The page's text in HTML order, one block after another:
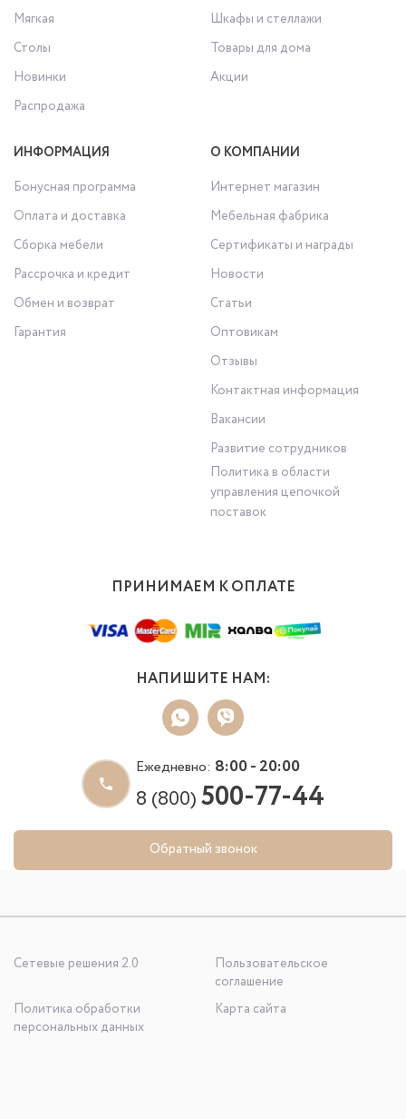
Мягкая
Шкафы и стеллажи
Столы
Товары для дома
Новинки
Акции
Распродажа
ИНФОРМАЦИЯ
Бонусная программа
Оплата и доставка
Сборка мебели
Рассрочка и кредит
Обмен и возврат
Гарантия
О КОМПАНИИ
Интернет магазин
Мебельная фабрика
Сертификаты и награды
Новости
Статьи
Оптовикам
Отзывы
Контактная информация
Вакансии
Развитие сотрудников
Политика в области
управления цепочкой
поставок
ПРИНИМАЕМ К ОПЛАТЕ
НАПИШИТЕ НАМ:
Ежедневно: 8:00 - 20:00
8 (800)500-77-44
Обратный звонок
Сетевые решения 2.0
Пользовательское
соглашение
Политика обработки
персональных данных
Карта сайта